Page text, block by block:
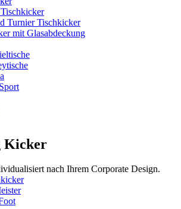
Turnier Tischkicker
mit Glasabdeckung
Kicker
nach Ihrem Corporate Design.